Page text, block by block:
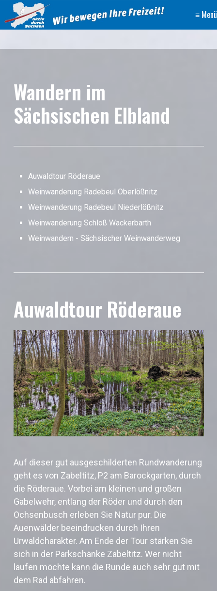
≡ Menü
Wandern im
Sächsischen Elbland
Auwaldtour Röderaue
Weinwanderung Radebeul Oberlößnitz
Weinwanderung Radebeul Niederlößnitz
Weinwanderung Schloß Wackerbarth
Weinwandern - Sächsischer Weinwanderweg
Auwaldtour Röderaue
Auf dieser gut ausgeschilderten Rundwanderung
geht es von Zabeltitz, P2 am Barockgarten, durch
die Röderaue. Vorbei am kleinen und großen
Gabelwehr, entlang der Röder und durch den
Ochsenbusch erleben Sie Natur pur. Die
Auenwälder beeindrucken durch Ihren
Urwaldcharakter. Am Ende der Tour stärken Sie
sich in der Parkschänke Zabeltitz. Wer nicht
laufen möchte kann die Runde auch sehr gut mit
dem Rad abfahren.